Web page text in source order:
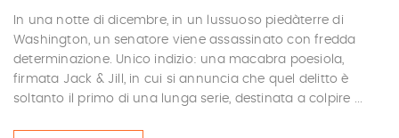
In una notte di dicembre, in un lussuoso piedàterre di
Washington, un senatore viene assassinato con fredda
determinazione. Unico indizio: una macabra poesiola,
firmata Jack & Jill, in cui si annuncia che quel delitto è
soltanto il primo di una lunga serie, destinata a colpire ...